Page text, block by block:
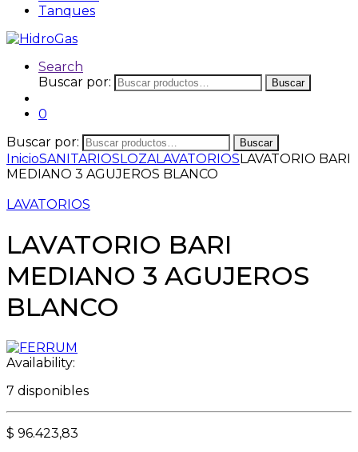
Tanques
Search
Buscar por:
Buscar
0
Buscar por:
Buscar
InicioSANITARIOSLOZALAVATORIOSLAVATORIO BARI
MEDIANO 3 AGUJEROS BLANCO
LAVATORIOS
LAVATORIO BARI
MEDIANO 3 AGUJEROS
BLANCO
Availability:
7 disponibles
$ 96.423,83